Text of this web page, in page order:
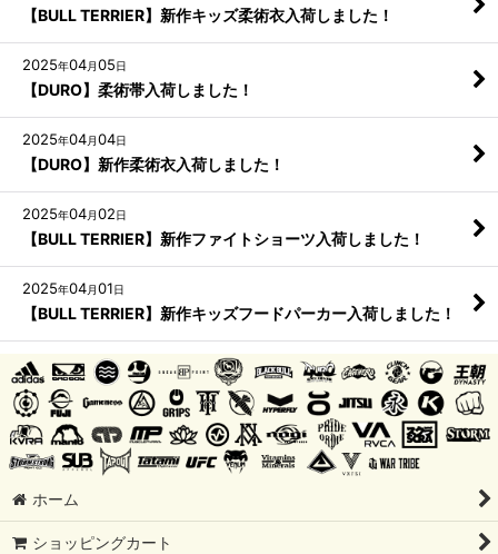
【BULL TERRIER】新作キッズ柔術衣入荷しました！
2025年04月05日
【DURO】柔術帯入荷しました！
2025年04月04日
【DURO】新作柔術衣入荷しました！
2025年04月02日
【BULL TERRIER】新作ファイトショーツ入荷しました！
2025年04月01日
【BULL TERRIER】新作キッズフードパーカー入荷しました！
ホーム
ショッピングカート